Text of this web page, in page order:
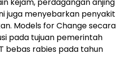
juga menyebarkan penyakit
Models for Change secara
pada tujuan pemerintah
bebas rabies pada tahun